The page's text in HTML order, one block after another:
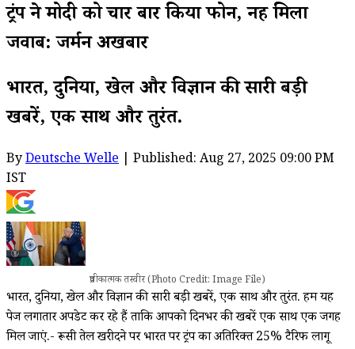
ट्रंप ने मोदी को चार बार किया फोन, नहीं मिला
जवाब: जर्मन अखबार
भारत, दुनिया, खेल और विज्ञान की सारी बड़ी
खबरें, एक साथ और तुरंत.
ByDeutsche Welle | Published: Aug 27, 2025 09:00 PM
IST
प्रतीकात्मक तस्वीर (Photo Credit: Image File)
भारत, दुनिया, खेल और विज्ञान की सारी बड़ी खबरें, एक साथ और तुरंत. हम यह
पेज लगातार अपडेट कर रहे हैं ताकि आपको दिनभर की खबरें एक साथ एक जगह
मिल जाएं.- रूसी तेल खरीदने पर भारत पर ट्रंप का अतिरिक्त 25% टैरिफ लागू